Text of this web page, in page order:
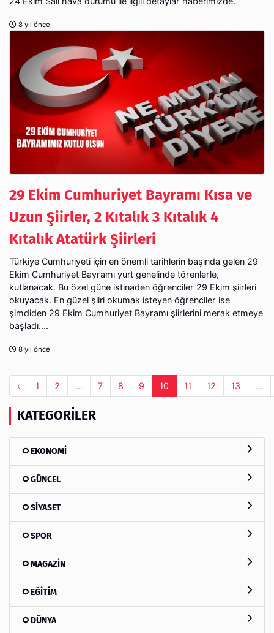
8 yıl önce
29 Ekim Cumhuriyet Bayramı Kısa ve
Uzun Şiirler, 2 Kıtalık 3 Kıtalık 4
Kıtalık Atatürk Şiirleri
Türkiye Cumhuriyeti için en önemli tarihlerin başında gelen 29
Ekim Cumhuriyet Bayramı yurt genelinde törenlerle,
kutlanacak. Bu özel güne istinaden öğrenciler 29 Ekim şiirleri
okuyacak. En güzel şiiri okumak isteyen öğrenciler ise
şimdiden 29 Ekim Cumhuriyet Bayramı şiirlerini merak etmeye
başladı....
8 yıl önce
‹ 1 2 ... 7 8 9 10 11 12 13 ...
KATEGORILER
EKONOMİ
GÜNCEL
SİYASET
SPOR
MAGAZİN
EĞİTİM
DÜNYA